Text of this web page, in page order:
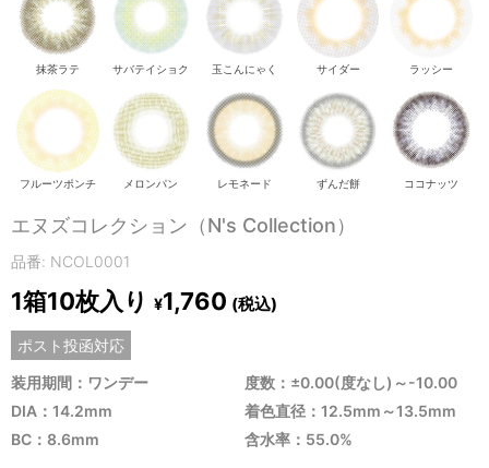
抹茶ラテ サバテイショク 玉こんにゃく サイダー ラッシー
フルーツポンチ メロンパン レモネード ずんだ餅 ココナッツ
エヌズコレクション（N's Collection）
品番: NCOL0001
1箱10枚入り ¥1,760 (税込)
ポスト投函対応
装用期間：ワンデー
度数：±0.00(度なし)～-10.00
DIA：14.2mm
着色直径：12.5mm～13.5mm
BC：8.6mm
含水率：55.0%